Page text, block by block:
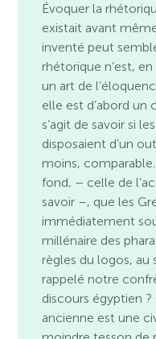
Évoquer la
existait avant
inventé peut
rhétorique n’est,
un art de
elle est d’abord
s’agit de savoir si
disposaient d’un
moins,
fond, – celle de
savoir –, que les
immédiatement
millénaire des
règles du logos, au
rappelé notre
discours égyptien ?
ancienne est une